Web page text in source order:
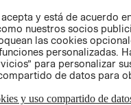
y está de acuerdo
nuestros socios
las cookies
personalizadas.
para personalizar
de datos para
y uso compartido de